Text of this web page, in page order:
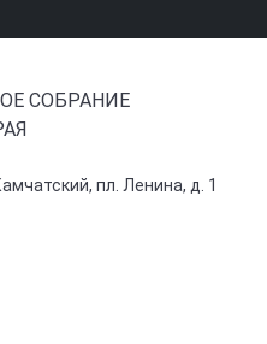
СОБРАНИЕ
пл. Ленина, д. 1